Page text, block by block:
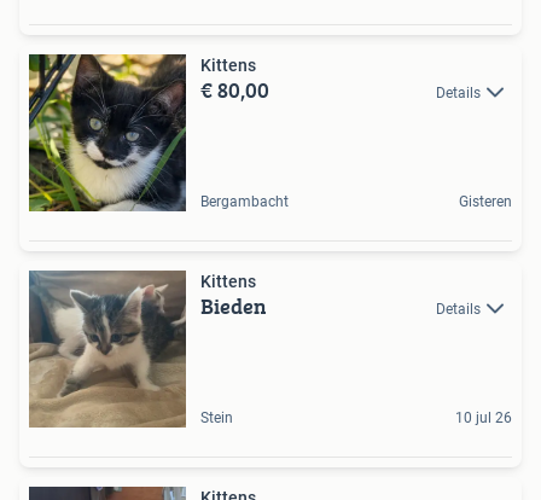
Kittens
€ 80,00 Details
Bergambacht Gisteren
Kittens
Bieden Details
Stein 10 jul 26